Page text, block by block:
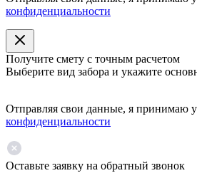
конфиденциальности
Получите смету с точным расчетом
Выберите вид забора и укажите
Отправляя свои данные, я принимаю
конфиденциальности
Оставьте заявку на обратный звонок